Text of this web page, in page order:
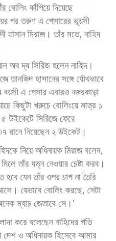
বোলিং কাঁপিয়ে দিয়েছে
পর তরুণ এ পেসারের ভূয়সী
হাসান মিরাজ। তাঁর মতে, নাহিদ
অব দ্য সিরিজ হলেন নাহিদ।
তানজিদ হাসানের সঙ্গে যৌথভাবে
এ পেসার এবারও নজরকাড়া
কিছুটা খরুচে বোলিংয়ে মাত্র ১
উইকেটে সিরিজে ফেরে
রানে নিয়েছেন ২ উইকেট।
নিয়ে অধিনায়ক মিরাজ বলেন,
তাঁর যত্ন নেওয়ার চেষ্টা করব।
হবে যেন তাঁর ওপর চাপ না তৈরি
যেভাবে বোলিং করছে, সেটা
ম্যাচ জেতাবে সে।’
করে বলেছেন নাহিদের গতি
দেশ ও অধিনায়ক হিসেবে আমার